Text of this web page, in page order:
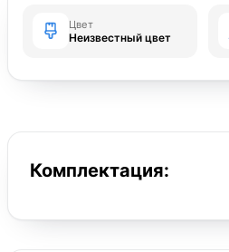
Цвет
Неизвестный цвет
Комплектация: